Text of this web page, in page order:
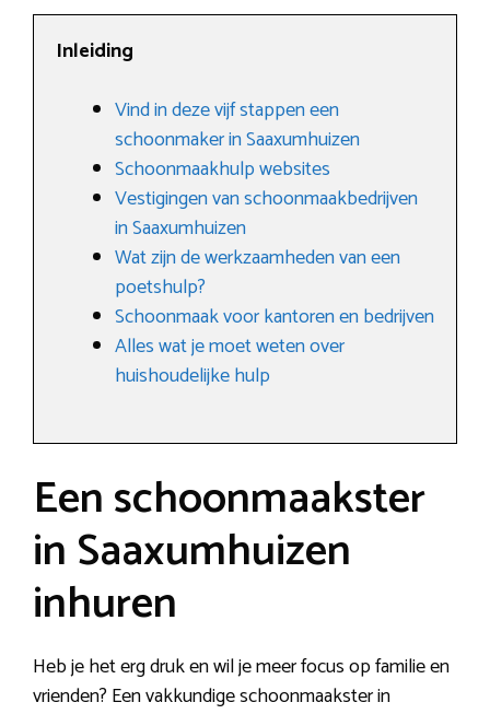
Inleiding
Vind in deze vijf stappen een
schoonmaker in Saaxumhuizen
Schoonmaakhulp websites
Vestigingen van schoonmaakbedrijven
in Saaxumhuizen
Wat zijn de werkzaamheden van een
poetshulp?
Schoonmaak voor kantoren en bedrijven
Alles wat je moet weten over
huishoudelijke hulp
Een schoonmaakster
in Saaxumhuizen
inhuren
Heb je het erg druk en wil je meer focus op familie en
vrienden? Een vakkundige schoonmaakster in